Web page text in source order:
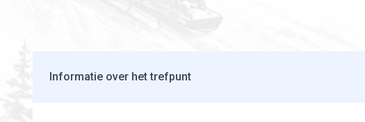
Informatie over het trefpunt